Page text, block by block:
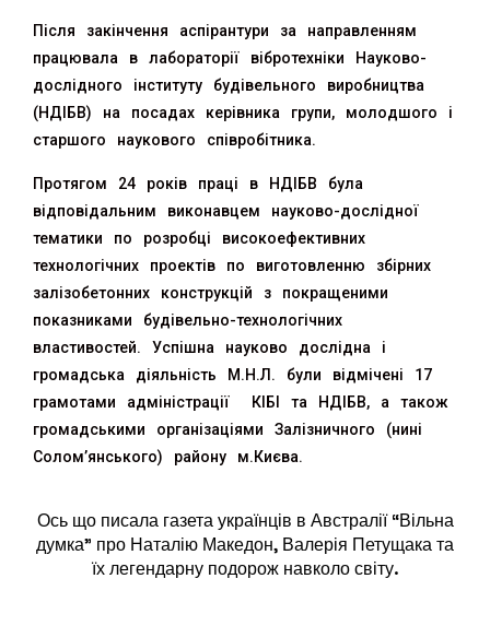
Після закінчення аспірантури за направленням
працювала в лабораторії вібротехніки Науково-
дослідного інституту будівельного виробництва
(НДІБВ) на посадах керівника групи, молодшого і
старшого наукового співробітника.
Протягом 24 років праці в НДІБВ була
відповідальним виконавцем науково-дослідної
тематики по розробці високоефективних
технологічних проектів по виготовленню збірних
залізобетонних конструкцій з покращеними
показниками будівельно-технологічних
властивостей. Успішна науково дослідна і
громадська діяльність М.Н.Л. були відмічені 17
грамотами адміністрації КІБІ та НДІБВ, а також
громадськими організаціями Залізничного (нині
Солом’янського) району м.Києва.
Ось що писала газета українців в Австралії “Вільна
думка” про Наталію Македон, Валерія Петущака та
їх легендарну подорож навколо світу.